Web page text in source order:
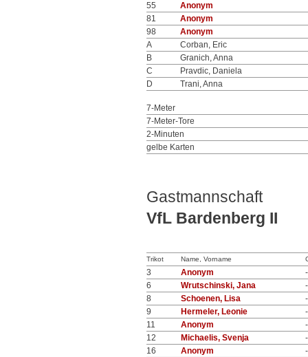
55
Anonym
81
Anonym
98
Anonym
A
Corban, Eric
B
Granich, Anna
C
Pravdic, Daniela
D
Trani, Anna
7-Meter
7-Meter-Tore
2-Minuten
gelbe Karten
Gastmannschaft
VfL Bardenberg II
Trikot Name, Vorname
3 Anonym
-
6
Wrutschinski, Jana
-
8
Schoenen, Lisa
-
9
Hermeler, Leonie
-
11
Anonym
-
12
Michaelis, Svenja
-
16
Anonym
-